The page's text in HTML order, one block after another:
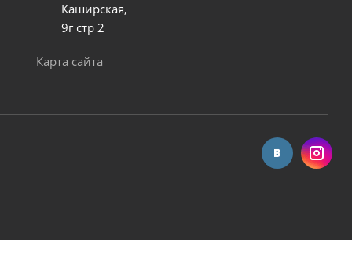
Каширская,
9г стр 2
Карта сайта